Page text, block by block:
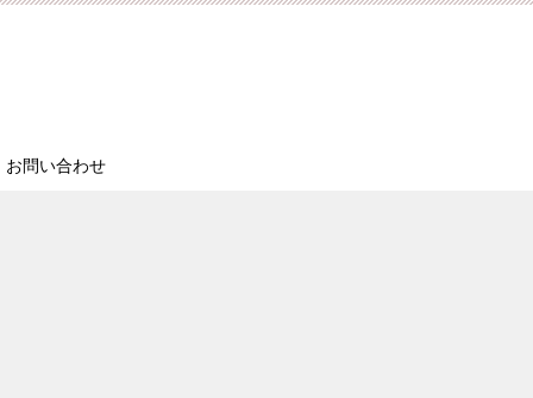
お問い合わせ